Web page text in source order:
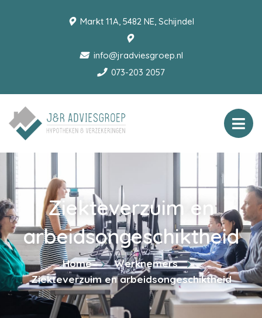
Markt 11A, 5482 NE, Schijndel
info@jradviesgroep.nl
073-203 2057
Ziekteverzuim en
arbeidsongeschiktheid
Home
Werknemers
Ziekteverzuim en arbeidsongeschiktheid